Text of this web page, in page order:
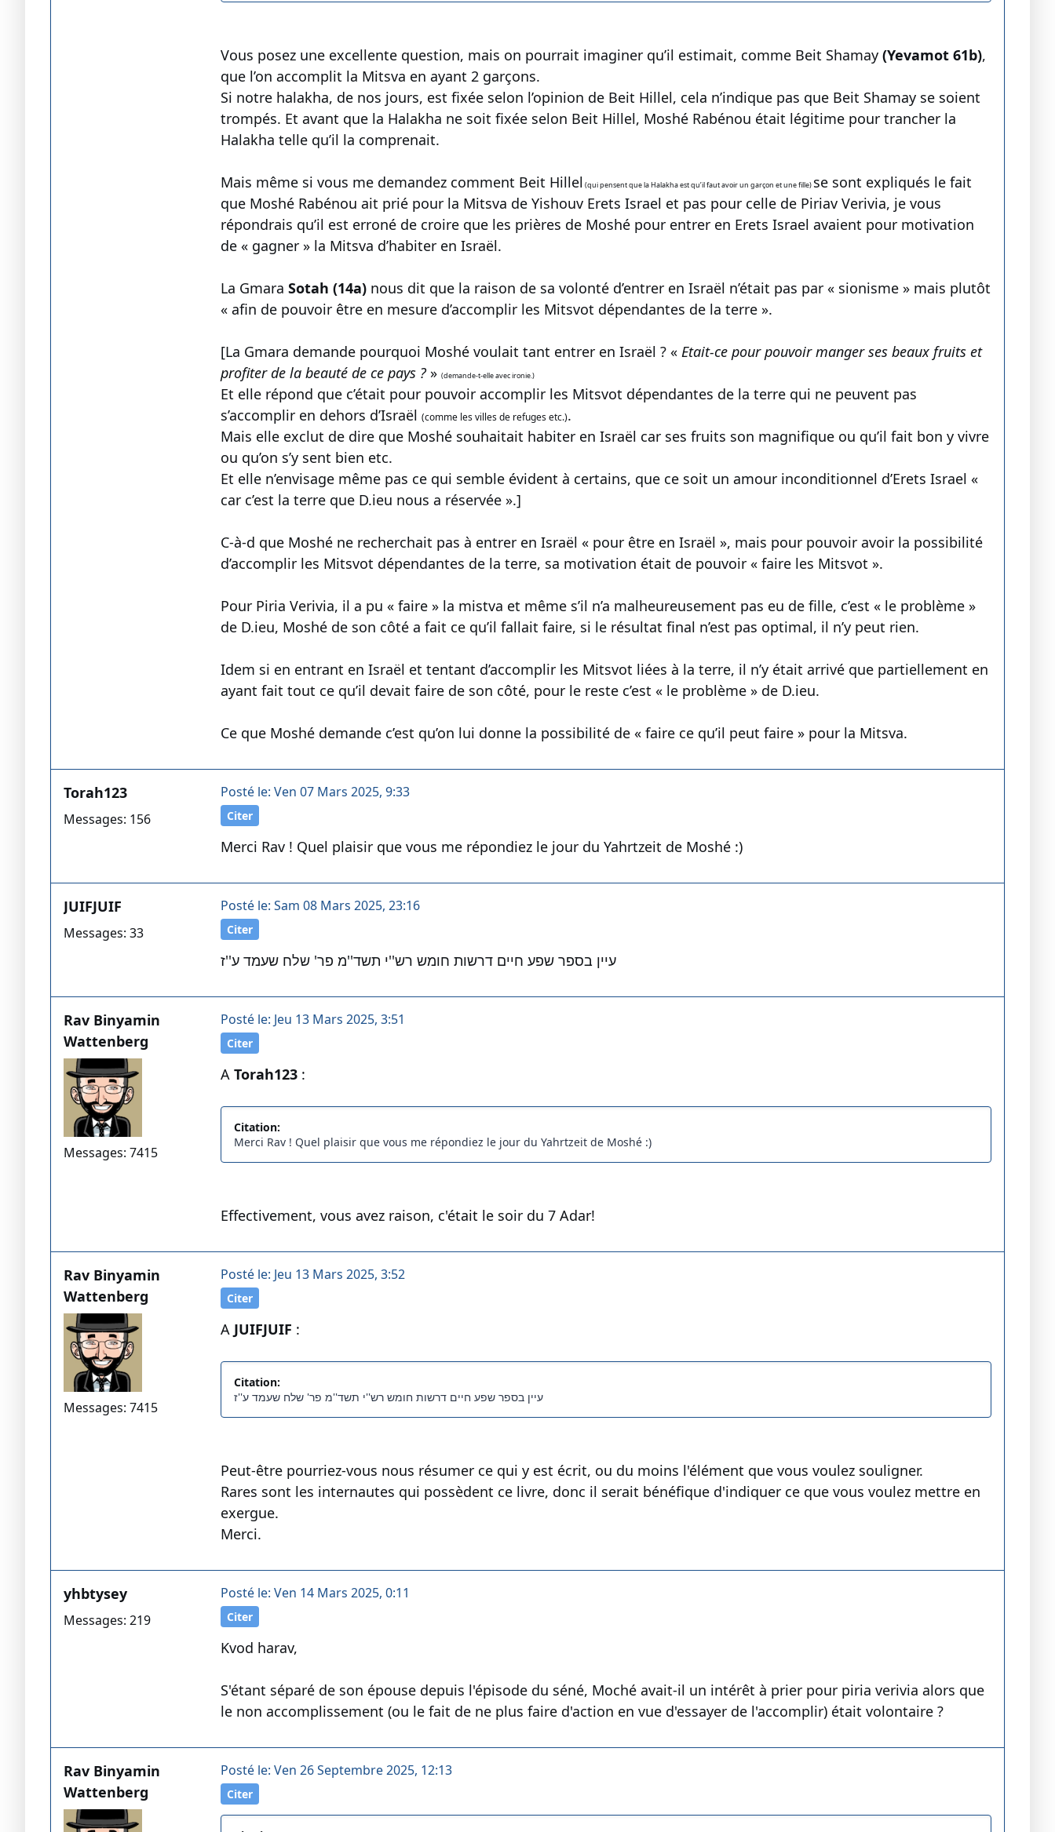
Vous posez une excellente question, mais on pourrait imaginer qu’il estimait, comme Beit Shamay (Yevamot 61b),
que l’on accomplit la Mitsva en ayant 2 garçons.
Si notre halakha, de nos jours, est fixée selon l’opinion de Beit Hillel, cela n’indique pas que Beit Shamay se soient
trompés. Et avant que la Halakha ne soit fixée selon Beit Hillel, Moshé Rabénou était légitime pour trancher la
Halakha telle qu’il la comprenait.
Mais même si vous me demandez comment Beit Hillel (qui pensent que la Halakha est qu’il faut avoir un garçon et une fille) se sont expliqués le fait
que Moshé Rabénou ait prié pour la Mitsva de Yishouv Erets Israel et pas pour celle de Piriav Verivia, je vous
répondrais qu’il est erroné de croire que les prières de Moshé pour entrer en Erets Israel avaient pour motivation
de « gagner » la Mitsva d’habiter en Israël.
La Gmara Sotah (14a)nous dit que la raison de sa volonté d’entrer en Israël n’était pas par « sionisme » mais plutôt
« afin de pouvoir être en mesure d’accomplir les Mitsvot dépendantes de la terre ».
[La Gmara demande pourquoi Moshé voulait tant entrer en Israël ? « Etait-ce pour pouvoir manger ses beaux fruits et
profiter de la beauté de ce pays ?» (demande-t-elle avec ironie.)
Et elle répond que c’était pour pouvoir accomplir les Mitsvot dépendantes de la terre qui ne peuvent pas
s’accomplir en dehors d’Israël (comme les villes de refuges etc.).
Mais elle exclut de dire que Moshé souhaitait habiter en Israël car ses fruits son magnifique ou qu’il fait bon y vivre
ou qu’on s’y sent bien etc.
Et elle n’envisage même pas ce qui semble évident à certains, que ce soit un amour inconditionnel d’Erets Israel «
car c’est la terre que D.ieu nous a réservée ».]
C-à-d que Moshé ne recherchait pas à entrer en Israël « pour être en Israël », mais pour pouvoir avoir la possibilité
d’accomplir les Mitsvot dépendantes de la terre, sa motivation était de pouvoir « faire les Mitsvot ».
Pour Piria Verivia, il a pu « faire » la mistva et même s’il n’a malheureusement pas eu de fille, c’est « le problème »
de D.ieu, Moshé de son côté a fait ce qu’il fallait faire, si le résultat final n’est pas optimal, il n’y peut rien.
Idem si en entrant en Israël et tentant d’accomplir les Mitsvot liées à la terre, il n’y était arrivé que partiellement en
ayant fait tout ce qu’il devait faire de son côté, pour le reste c’est « le problème » de D.ieu.
Ce que Moshé demande c’est qu’on lui donne la possibilité de « faire ce qu’il peut faire » pour la Mitsva.
Torah123
Messages: 156
Posté le: Ven 07 Mars 2025, 9:33
Citer
Merci Rav ! Quel plaisir que vous me répondiez le jour du Yahrtzeit de Moshé :)
JUIFJUIF
Messages: 33
Posté le: Sam 08 Mars 2025, 23:16
Citer
עיין בספר שפע חיים דרשות חומש רש''י תשד''מ פר' שלח שעמד ע''ז
Rav Binyamin
Wattenberg
Messages: 7415
Posté le: Jeu 13 Mars 2025, 3:51
Citer
A Torah123:
Citation:
Merci Rav ! Quel plaisir que vous me répondiez le jour du Yahrtzeit de Moshé :)
Effectivement, vous avez raison, c'était le soir du 7 Adar!
Rav Binyamin
Wattenberg
Messages: 7415
Posté le: Jeu 13 Mars 2025, 3:52
Citer
A JUIFJUIF :
Citation:
עיין בספר שפע חיים דרשות חומש רש''י תשד''מ פר' שלח שעמד ע''ז
Peut-être pourriez-vous nous résumer ce qui y est écrit, ou du moins l'élément que vous voulez souligner.
Rares sont les internautes qui possèdent ce livre, donc il serait bénéfique d'indiquer ce que vous voulez mettre en
exergue.
Merci.
yhbtysey
Messages: 219
Posté le: Ven 14 Mars 2025, 0:11
Citer
Kvod harav,
S'étant séparé de son épouse depuis l'épisode du séné, Moché avait-il un intérêt à prier pour piria verivia alors que
le non accomplissement (ou le fait de ne plus faire d'action en vue d'essayer de l'accomplir) était volontaire ?
Rav Binyamin
Wattenberg
Posté le: Ven 26 Septembre 2025, 12:13
Citer